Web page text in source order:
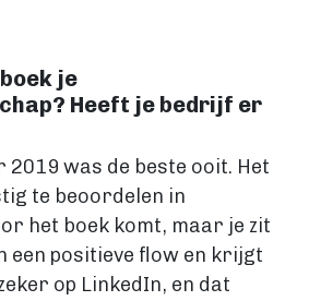
je
Heeft je bedrijf er
2019 was de beste ooit. Het
te beoordelen in
het boek komt, maar je zit
een positieve flow en krijgt
op LinkedIn, en dat